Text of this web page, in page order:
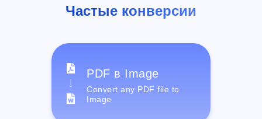
Частые конверсии
PDF в Image
Convert any PDF file to
Image